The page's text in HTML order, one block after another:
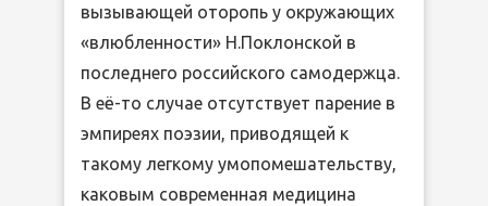
вызывающей оторопь у окружающих
«влюбленности» Н.Поклонской в
последнего российского самодержца.
В её-то случае отсутствует парение в
эмпиреях поэзии, приводящей к
такому легкому умопомешательству,
каковым современная медицина